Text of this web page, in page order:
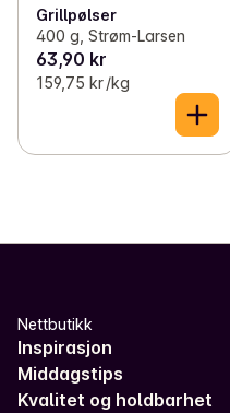
Grillpølser
400 g, Strøm-Larsen
63,90 kr
159,75 kr /kg
Nettbutikk
Inspirasjon
Middagstips
Kvalitet og holdbarhet